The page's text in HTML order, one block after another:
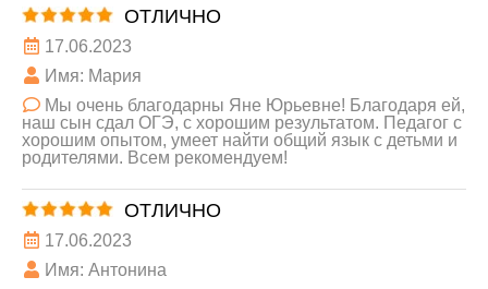
ОТЛИЧНО
17.06.2023
Имя: Мария
Мы очень благодарны Яне Юрьевне! Благодаря ей,
наш сын сдал ОГЭ, с хорошим результатом. Педагог с
хорошим опытом, умеет найти общий язык с детьми и
родителями. Всем рекомендуем!
ОТЛИЧНО
17.06.2023
Имя: Антонина